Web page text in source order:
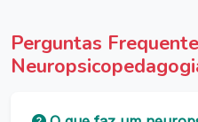
Perguntas